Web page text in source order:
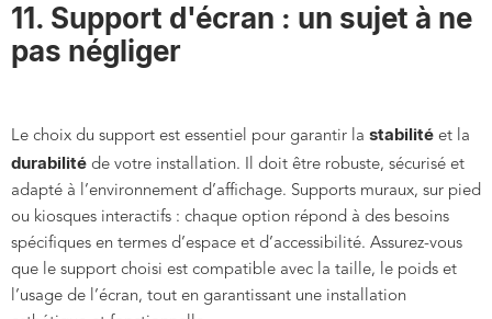
11. Support d'écran : un sujet à ne
pas négliger
Le choix du support est essentiel pour garantir la stabilité et la
durabilité de votre installation. Il doit être robuste, sécurisé et
adapté à l’environnement d’affichage. Supports muraux, sur pied
ou kiosques interactifs : chaque option répond à des besoins
spécifiques en termes d’espace et d’accessibilité. Assurez-vous
que le support choisi est compatible avec la taille, le poids et
l’usage de l’écran, tout en garantissant une installation